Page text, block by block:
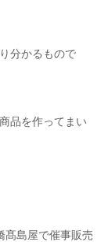
分かるもので
品を作ってまい
髙島屋で催事販売